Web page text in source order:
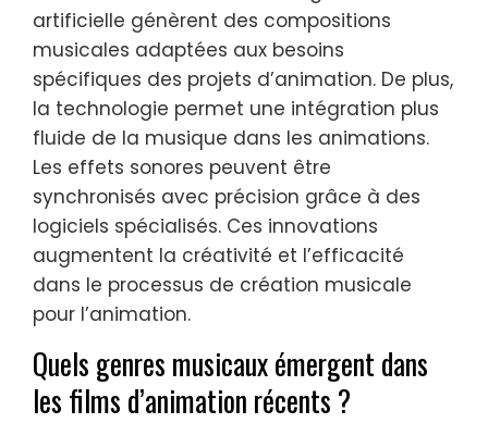
artificielle génèrent des compositions
musicales adaptées aux besoins
spécifiques des projets d’animation. De plus,
la technologie permet une intégration plus
fluide de la musique dans les animations.
Les effets sonores peuvent être
synchronisés avec précision grâce à des
logiciels spécialisés. Ces innovations
augmentent la créativité et l’efficacité
dans le processus de création musicale
pour l’animation.
Quels genres musicaux émergent dans
les films d’animation récents ?